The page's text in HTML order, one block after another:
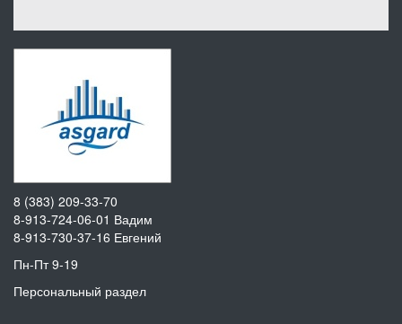
8 (383) 209-33-70
8-913-724-06-01 Вадим
8-913-730-37-16 Евгений
Пн-Пт 9-19
Персональный раздел